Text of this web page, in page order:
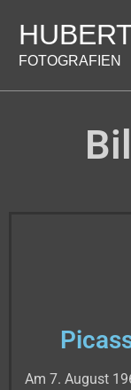
FOTOGRAFIEN
Am 7. August